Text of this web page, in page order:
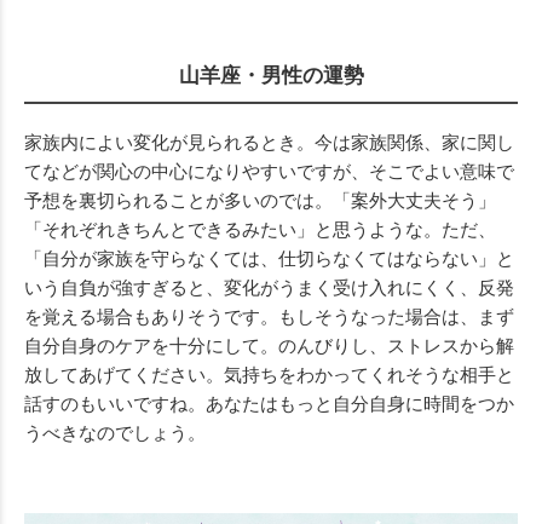
山羊座・男性の運勢
家族内によい変化が見られるとき。今は家族関係、家に関し
てなどが関心の中心になりやすいですが、そこでよい意味で
予想を裏切られることが多いのでは。「案外大丈夫そう」
「それぞれきちんとできるみたい」と思うような。ただ、
「自分が家族を守らなくては、仕切らなくてはならない」と
いう自負が強すぎると、変化がうまく受け入れにくく、反発
を覚える場合もありそうです。もしそうなった場合は、まず
自分自身のケアを十分にして。のんびりし、ストレスから解
放してあげてください。気持ちをわかってくれそうな相手と
話すのもいいですね。あなたはもっと自分自身に時間をつか
うべきなのでしょう。